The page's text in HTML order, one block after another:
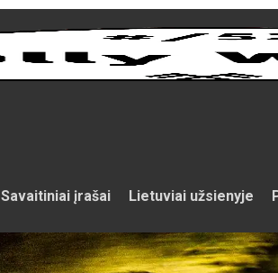
Savaitiniai įrašai Lietuviai užsienyje